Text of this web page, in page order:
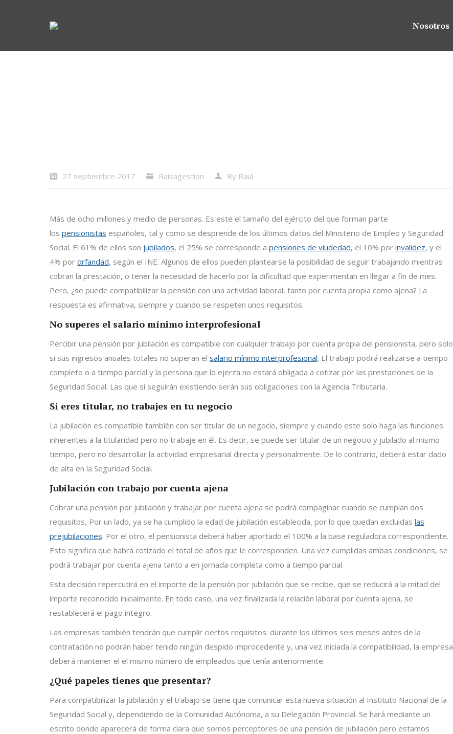
Nosotros
27 septiembre 2017 Raisagestion By Raul
Más de ocho millones y medio de personas. Es este el tamaño del ejército del que forman parte
los pensionistas españoles, tal y como se desprende de los últimos datos del Ministerio de Empleo y Seguridad
Social. El 61% de ellos son jubilados, el 25% se corresponde a pensiones de viudedad, el 10% por invalidez, y el
4% por orfandad, según el INE. Algunos de ellos pueden plantearse la posibilidad de seguir trabajando mientras
cobran la prestación, o tener la necesidad de hacerlo por la dificultad que experimentan en llegar a fin de mes.
Pero, ¿se puede compatibilizar la pensión con una actividad laboral, tanto por cuenta propia como ajena? La
respuesta es afirmativa, siempre y cuando se respeten unos requisitos.
No superes el salario mínimo interprofesional
Percibir una pensión por jubilación es compatible con cualquier trabajo por cuenta propia del pensionista, pero solo
si sus ingresos anuales totales no superan el salario mínimo interprofesional. El trabajo podrá realizarse a tiempo
completo o a tiempo parcial y la persona que lo ejerza no estará obligada a cotizar por las prestaciones de la
Seguridad Social. Las que sí seguirán existiendo serán sus obligaciones con la Agencia Tributaria.
Si eres titular, no trabajes en tu negocio
La jubilación es compatible también con ser titular de un negocio, siempre y cuando este solo haga las funciones
inherentes a la titularidad pero no trabaje en él. Es decir, se puede ser titular de un negocio y jubilado al mismo
tiempo, pero no desarrollar la actividad empresarial directa y personalmente. De lo contrario, deberá estar dado
de alta en la Seguridad Social.
Jubilación con trabajo por cuenta ajena
Cobrar una pensión por jubilación y trabajar por cuenta ajena se podrá compaginar cuando se cumplan dos
requisitos, Por un lado, ya se ha cumplido la edad de jubilación establecida, por lo que quedan excluidas las
prejubilaciones. Por el otro, el pensionista deberá haber aportado el 100% a la base reguladora correspondiente.
Esto significa que habrá cotizado el total de años que le corresponden. Una vez cumplidas ambas condiciones, se
podrá trabajar por cuenta ajena tanto a en jornada completa como a tiempo parcial.
Esta decisión repercutirá en el importe de la pensión por jubilación que se recibe, que se reducirá a la mitad del
importe reconocido inicialmente. En todo caso, una vez finalizada la relación laboral por cuenta ajena, se
restablecerá el pago íntegro.
Las empresas también tendrán que cumplir ciertos requisitos: durante los últimos seis meses antes de la
contratación no podrán haber tenido ningún despido improcedente y, una vez iniciada la compatibilidad, la empresa
deberá mantener el el mismo número de empleados que tenía anteriormente.
¿Qué papeles tienes que presentar?
Para compatibilizar la jubilación y el trabajo se tiene que comunicar esta nueva situación al Instituto Nacional de la
Seguridad Social y, dependiendo de la Comunidad Autónoma, a su Delegación Provincial. Se hará mediante un
escrito donde aparecerá de forma clara que somos perceptores de una pensión de jubilación pero estamos